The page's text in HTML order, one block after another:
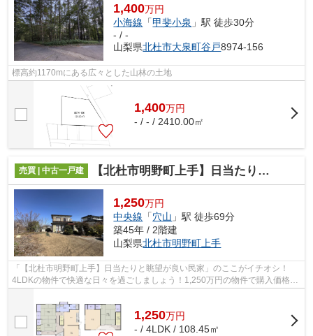
1,400万円
小海線 「甲斐小泉 」駅 徒歩30分
- / -
山梨県北杜市大泉町谷戸8974-156
標高約1170mにある広々とした山林の土地
1,400万円
- / - / 2410.00㎡
売買 | 中古一戸建 【北杜市明野町上手】日当たりと眺望が良い民家
1,250万円
中央線 「穴山 」駅 徒歩69分
築45年 / 2階建
山梨県北杜市明野町上手
「【北杜市明野町上手】日当たりと眺望が良い民家」のここがイチオシ！
4LDKの物件で快適な日々を過ごしましょう！1,250万円の物件で購入価格を
1,250万円
- / 4LDK / 108.45㎡